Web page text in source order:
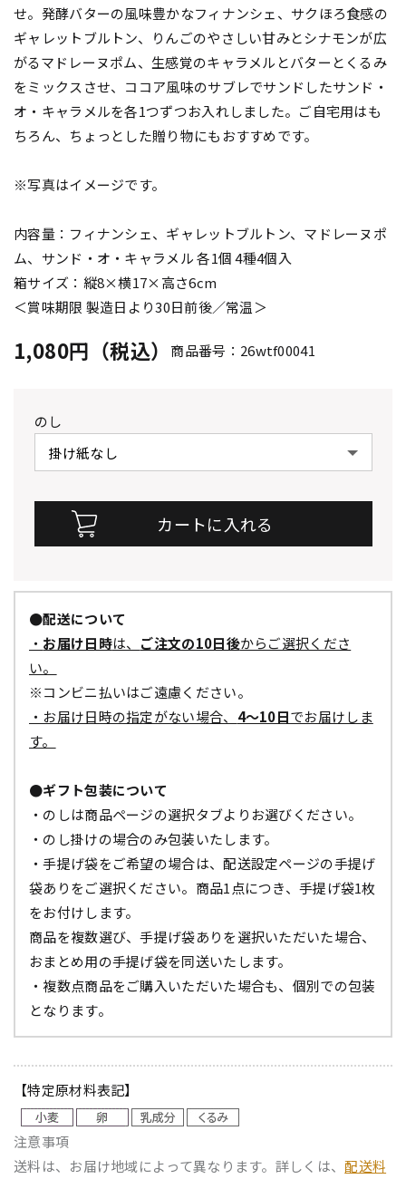
せ。発酵バターの風味豊かなフィナンシェ、サクほろ食感の
ギャレットブルトン、りんごのやさしい甘みとシナモンが広
がるマドレーヌポム、生感覚のキャラメルとバターとくるみ
をミックスさせ、ココア風味のサブレでサンドしたサンド・
オ・キャラメルを各1つずつお入れしました。ご自宅用はも
ちろん、ちょっとした贈り物にもおすすめです。
※写真はイメージです。
内容量：フィナンシェ、ギャレットブルトン、マドレーヌポ
ム、サンド・オ・キャラメル 各1個 4種4個入
箱サイズ：縦8×横17×高さ6cm
＜賞味期限 製造日より30日前後／常温＞
1,080円（税込） 商品番号：26wtf00041
のし
●配送について
・ お届け日時は、 ご注文の10日後からご選択くださ
い。
※コンビニ払いはご遠慮ください。
・お届け日時の指定がない場合、 4～10日でお届けしま
す。
●ギフト包装について
・のしは商品ページの選択タブよりお選びください。
・のし掛けの場合のみ包装いたします。
・手提げ袋をご希望の場合は、配送設定ページの手提げ
袋ありをご選択ください。商品1点につき、手提げ袋1枚
をお付けします。
商品を複数選び、手提げ袋ありを選択いただいた場合、
おまとめ用の手提げ袋を同送いたします。
・複数点商品をご購入いただいた場合も、個別での包装
となります。
【特定原材料表記】
注意事項
送料は、お届け地域によって異なります。詳しくは、配送料